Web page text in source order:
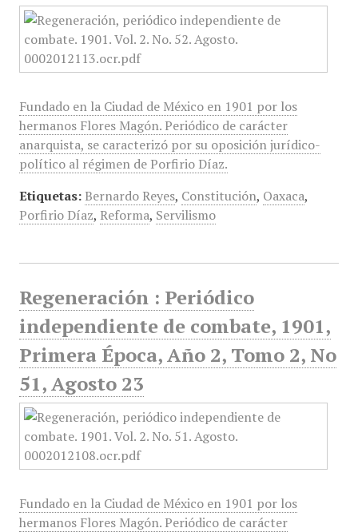
Fundado en la Ciudad de México en 1901 por los
hermanos Flores Magón. Periódico de carácter
anarquista, se caracterizó por su oposición jurídico-
político al régimen de Porfirio Díaz.
Etiquetas: Bernardo Reyes, Constitución, Oaxaca,
Porfirio Díaz, Reforma, Servilismo
Regeneración : Periódico
independiente de combate, 1901,
Primera Época, Año 2, Tomo 2, No
51, Agosto 23
Fundado en la Ciudad de México en 1901 por los
hermanos Flores Magón. Periódico de carácter